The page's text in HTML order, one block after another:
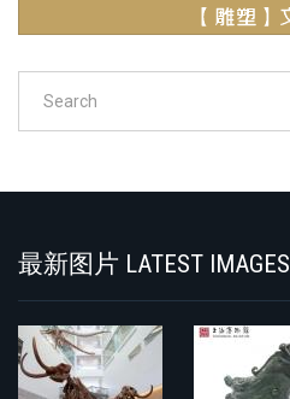
最新图片 LATEST IMAGES